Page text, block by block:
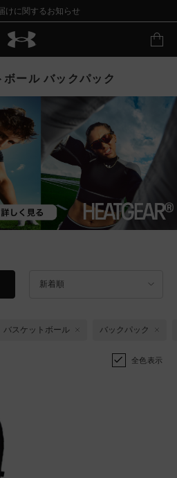
けに関するお知らせ
ール バックパック
新着順
バスケットボール バックパック
全色表示